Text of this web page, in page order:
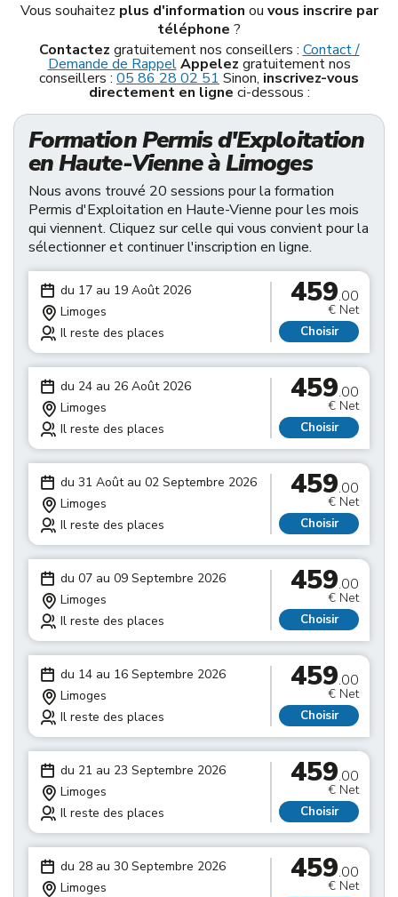
Vous souhaitez plus d'information ou vous inscrire par
téléphone ?
Contactez gratuitement nos conseillers : Contact /
Demande de Rappel Appelez gratuitement nos
conseillers : 05 86 28 02 51 Sinon, inscrivez-vous
directement en ligne ci-dessous :
Formation Permis d'Exploitation
en Haute-Vienne à Limoges
Nous avons trouvé 20 sessions pour la formation
Permis d'Exploitation en Haute-Vienne pour les mois
qui viennent. Cliquez sur celle qui vous convient pour la
sélectionner et continuer l'inscription en ligne.
du 17 au 19 Août 2026
Limoges
Il reste des places
459.00
€ Net
Choisir
du 24 au 26 Août 2026
Limoges
Il reste des places
459.00
€ Net
Choisir
du 31 Août au 02 Septembre 2026
Limoges
Il reste des places
459.00
€ Net
Choisir
du 07 au 09 Septembre 2026
Limoges
Il reste des places
459.00
€ Net
Choisir
du 14 au 16 Septembre 2026
Limoges
Il reste des places
459.00
€ Net
Choisir
du 21 au 23 Septembre 2026
Limoges
Il reste des places
459.00
€ Net
Choisir
du 28 au 30 Septembre 2026
Limoges
459.00
€ Net